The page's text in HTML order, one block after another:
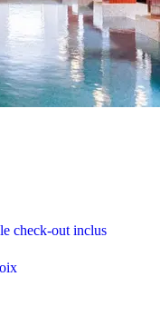
check-out inclus